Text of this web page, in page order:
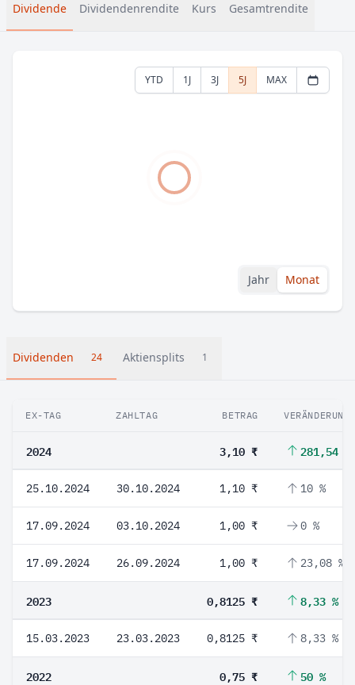
Dividende Dividendenrendite Kurs Gesamtrendite
YTD 1J 3J 5J MAX
Jahr Monat
Dividenden 24 Aktiensplits 1
EX-TAG ZAHLTAG BETRAG VERÄNDERUNG
2024 3,10 ₹ 281,54 %
25.10.2024 30.10.2024 1,10 ₹ 10 %
17.09.2024 03.10.2024 1,00 ₹ 0 %
17.09.2024 26.09.2024 1,00 ₹ 23,08 %
2023 0,8125 ₹ 8,33 %
15.03.2023 23.03.2023 0,8125 ₹ 8,33 %
2022 0,75 ₹ 50 %